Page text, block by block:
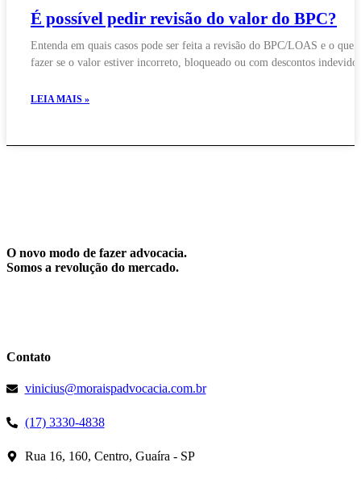
É possível pedir revisão do valor do BPC?
Entenda em quais casos pode ser feita a revisão do BPC/LOAS e o que
fazer se o valor estiver incorreto, bloqueado ou com descontos
LEIA MAIS »
O novo modo de fazer advocacia.
Somos a revolução do mercado.
Contato
vinicius@moraispadvocacia.com.br
(17) 3330-4838
Rua 16, 160, Centro, Guaíra - SP